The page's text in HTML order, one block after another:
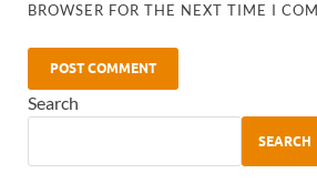
BROWSER FOR THE NEXT TIME I
Search
SEARCH